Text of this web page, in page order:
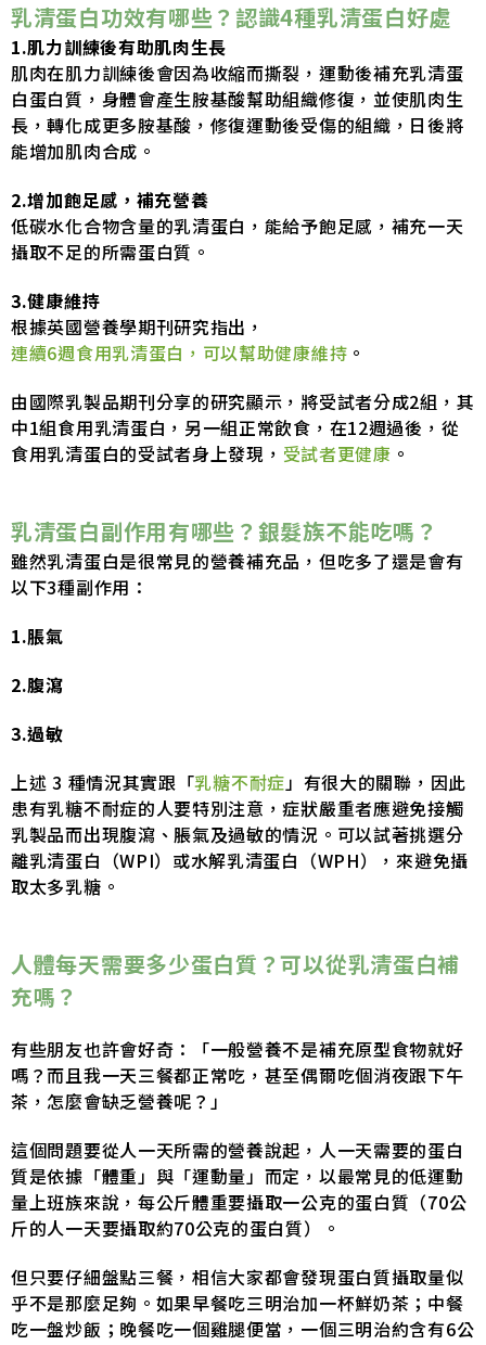
乳清蛋白功效有哪些？認識4種乳清蛋白好處
1.肌力訓練後有助肌肉生長
肌肉在肌力訓練後會因為收縮而撕裂，運動後補充乳清蛋
白蛋白質，身體會產生胺基酸幫助組織修復，並使肌肉生
長，轉化成更多胺基酸，修復運動後受傷的組織，日後將
能增加肌肉合成。
2.增加飽足感，補充營養
低碳水化合物含量的乳清蛋白，能給予飽足感，補充一天
攝取不足的所需蛋白質。
3.健康維持
根據英國營養學期刊研究指出，
連續6週食用乳清蛋白，可以幫助健康維持 。
由國際乳製品期刊分享的研究顯示，將受試者分成2組，其
中1組食用乳清蛋白，另一組正常飲食，在12週過後，從
食用乳清蛋白的受試者身上發現， 受試者更健康 。
乳清蛋白副作用有哪些？銀髮族不能吃嗎？
雖然乳清蛋白是很常見的營養補充品，但吃多了還是會有
以下3種副作用：
1.脹氣
2.腹瀉
3.過敏
上述 3 種情況其實跟「乳糖不耐症」有很大的關聯，因此
患有乳糖不耐症的人要特別注意，症狀嚴重者應避免接觸
乳製品而出現腹瀉、脹氣及過敏的情況。可以試著挑選分
離乳清蛋白（WPI）或水解乳清蛋白（WPH），來避免攝
取太多乳糖。
人體每天需要多少蛋白質？可以從乳清蛋白補
充嗎？
有些朋友也許會好奇：「一般營養不是補充原型食物就好
嗎？而且我一天三餐都正常吃，甚至偶爾吃個消夜跟下午
茶，怎麼會缺乏營養呢？」
這個問題要從人一天所需的營養說起，人一天需要的蛋白
質是依據「體重」與「運動量」而定，以最常見的低運動
量上班族來說，每公斤體重要攝取一公克的蛋白質（70公
斤的人一天要攝取約70公克的蛋白質）。
但只要仔細盤點三餐，相信大家都會發現蛋白質攝取量似
乎不是那麼足夠。如果早餐吃三明治加一杯鮮奶茶；中餐
吃一盤炒飯；晚餐吃一個雞腿便當，一個三明治約含有6公